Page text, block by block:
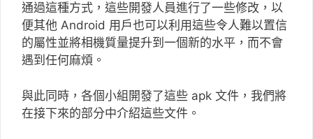
通過這種方式，這些開發人員進行了一些修改，以
便其他 Android 用戶也可以利用這些令人難以置信
的屬性並將相機質量提升到一個新的水平，而不會
遇到任何麻煩。
與此同時，各個小組開發了這些 apk 文件，我們將
在接下來的部分中介紹這些文件。